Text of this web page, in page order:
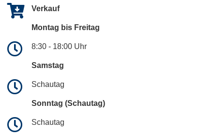
Verkauf
Montag bis Freitag
8:30 - 18:00 Uhr
Samstag
Schautag
Sonntag (Schautag)
Schautag